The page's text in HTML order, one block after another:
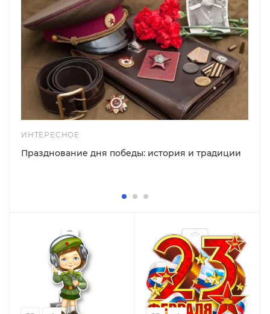
ИНТЕРЕСНОЕ
Празднование дня победы: история и традиции